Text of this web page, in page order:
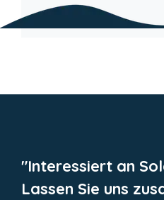
"Interessiert an
Lassen Sie uns